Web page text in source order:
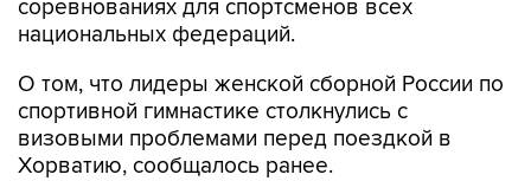
О том, что лидеры женской сборной России по
визовыми проблемами перед поездкой в
Хорватию, сообщалось ранее.
ЧЕ в Загребе пройдет с 13 по 23 августа и